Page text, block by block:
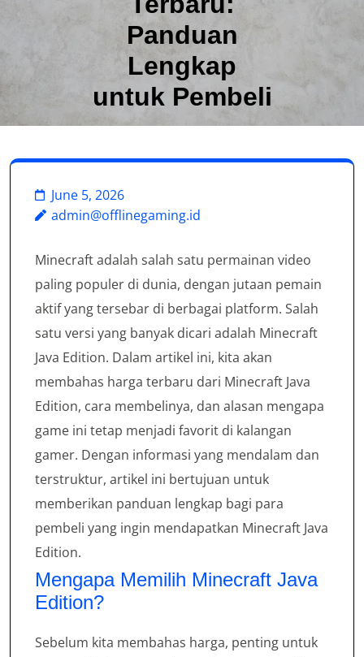
Panduan
Lengkap
untuk Pembeli
June 5, 2026
admin@offlinegaming.id
Minecraft adalah salah satu permainan video
paling populer di dunia, dengan jutaan pemain
aktif yang tersebar di berbagai platform. Salah
satu versi yang banyak dicari adalah Minecraft
Java Edition. Dalam artikel ini, kita akan
membahas harga terbaru dari Minecraft Java
Edition, cara membelinya, dan alasan mengapa
game ini tetap menjadi favorit di kalangan
gamer. Dengan informasi yang mendalam dan
terstruktur, artikel ini bertujuan untuk
memberikan panduan lengkap bagi para
pembeli yang ingin mendapatkan Minecraft Java
Edition.
Mengapa Memilih Minecraft Java
Edition?
Sebelum kita membahas harga, penting untuk